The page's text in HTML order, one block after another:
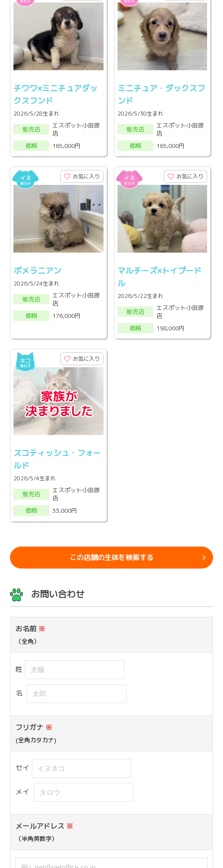
チワワ×ミニチュアダッ
クスフンド
2026/5/28生まれ
販売店
エスポット小田原
店
価格
165,000円
ミニチュア・ダックスフ
ンド
2026/5/30生まれ
販売店
エスポット小田原
店
価格
165,000円
お気に入り
ポメラニアン
2026/5/24生まれ
販売店
エスポット小田原
店
価格
176,000円
お気に入り
マルチーズ×トイプード
ル
2026/5/22生まれ
販売店
エスポット小田原
店
価格
198,000円
お気に入り
スコティッシュ・フォー
ルド
2026/5/4生まれ
販売店
エスポット小田原
店
価格
33,000円
この店舗の生体を検索する
お問い合わせ
お名前 ※
（全角）
姓
名
フリガナ ※
(全角カタカナ)
セイ
メイ
メールアドレス ※
（半角英数字）